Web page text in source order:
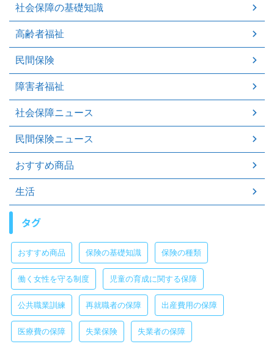
社会保障の基礎知識
高齢者福祉
民間保険
障害者福祉
社会保障ニュース
民間保険ニュース
おすすめ商品
生活
タグ
おすすめ商品 保険の基礎知識 保険の種類
働く女性を守る制度 児童の育成に関する保障
公共職業訓練 再就職者の保障 出産費用の保障
医療費の保障 失業保険 失業者の保障